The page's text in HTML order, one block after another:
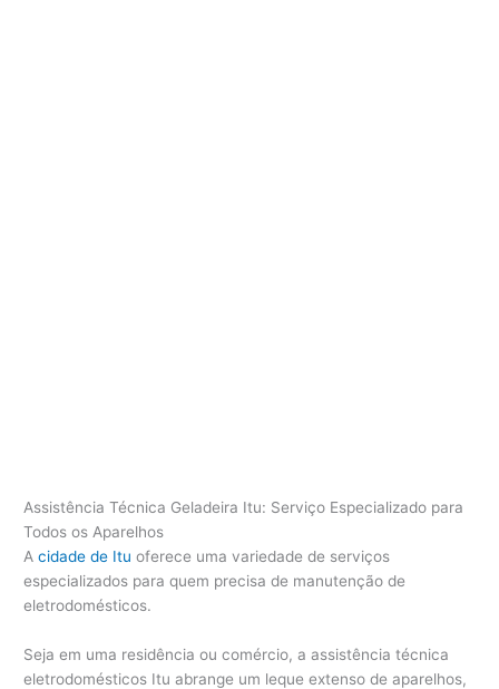
Assistência Técnica Geladeira Itu: Serviço Especializado para
Todos os Aparelhos
Acidade de Itu oferece uma variedade de serviços
especializados para quem precisa de manutenção de
eletrodomésticos.
Seja em uma residência ou comércio, a assistência técnica
eletrodomésticos Itu abrange um leque extenso de aparelhos,